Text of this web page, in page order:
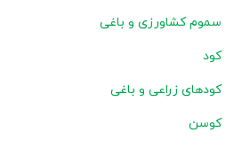
سموم کشاورزی و باغی
کود
کودهای زراعی و باغی
کوسن